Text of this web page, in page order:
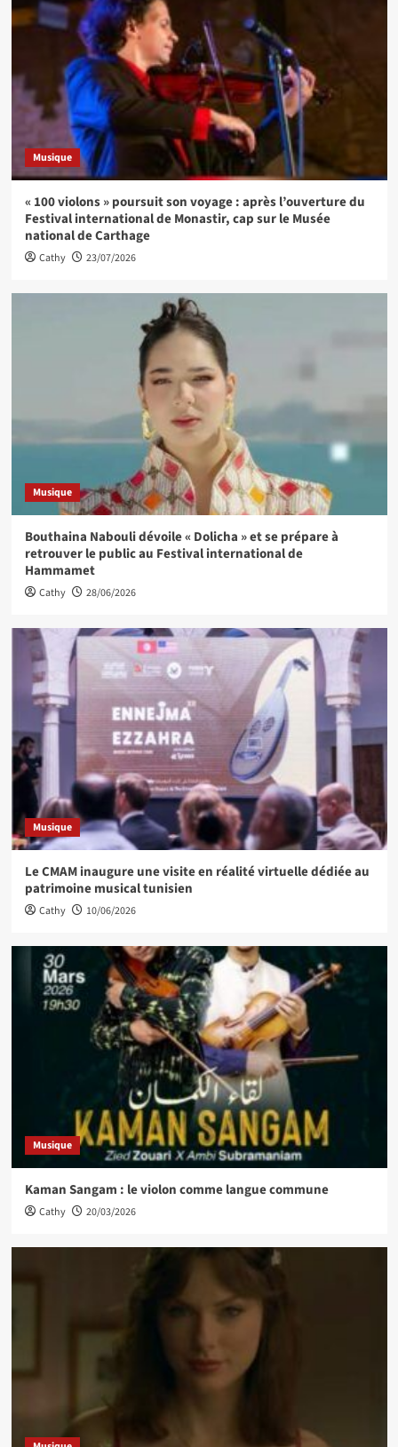
Musique
« 100 violons » poursuit son voyage : après l’ouverture du
Festival international de Monastir, cap sur le Musée
national de Carthage
Cathy 23/07/2026
Musique
Bouthaina Nabouli dévoile « Dolicha » et se prépare à
retrouver le public au Festival international de
Hammamet
Cathy 28/06/2026
Musique
Le CMAM inaugure une visite en réalité virtuelle dédiée au
patrimoine musical tunisien
Cathy 10/06/2026
Musique
Kaman Sangam : le violon comme langue commune
Cathy 20/03/2026